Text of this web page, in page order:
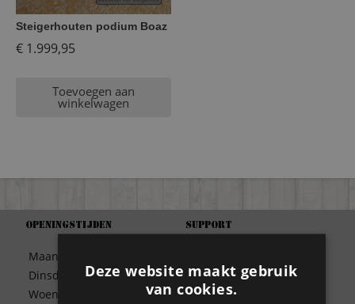
Steigerhouten podium Boaz
€ 1.999,95
Toevoegen aan
winkelwagen
Openingstijden
Maandag
Dinsdag
Woensdag
09:30 – 17:00
09:30 – 17:00
Support
Betaalwijze
Bezorgen
Deze website maakt gebruik
van cookies.